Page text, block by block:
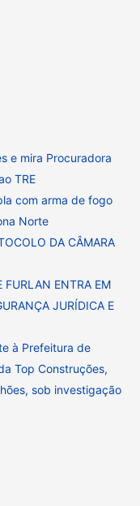
e mira Procuradora
TRE
com arma de fogo
Norte
DA CÂMARA
FURLAN ENTRA EM
JURÍDICA E
à Prefeitura de
Top Construções,
sob investigação